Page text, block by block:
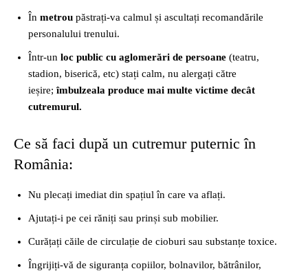
În metrou păstrați-va calmul și ascultați recomandările
personalului trenului.
Într-un loc public cu aglomerări de persoane (teatru,
stadion, biserică, etc) stați calm, nu alergați către
ieșire; îmbulzeala produce mai multe victime decât
cutremurul.
Ce să faci după un cutremur puternic în
România:
Nu plecați imediat din spațiul în care va aflați.
Ajutați-i pe cei răniți sau prinși sub mobilier.
Curățați căile de circulație de cioburi sau substanțe toxice.
Îngrijiți-vă de siguranța copiilor, bolnavilor, bătrânilor,